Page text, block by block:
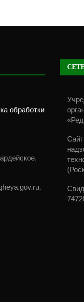
обработки